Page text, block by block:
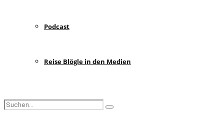
Podcast
Reise Blögle in den Medien
Search
Search